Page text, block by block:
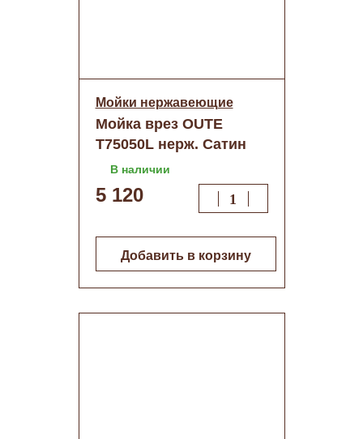
Мойки нержавеющие
Мойка врез OUTE
T75050L нерж. Сатин
50/50
В наличии
5 120
Добавить в корзину